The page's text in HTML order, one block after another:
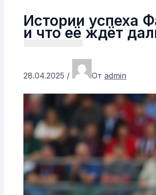
Истории успеха
и что её ждёт
28.04.2025 / От admin